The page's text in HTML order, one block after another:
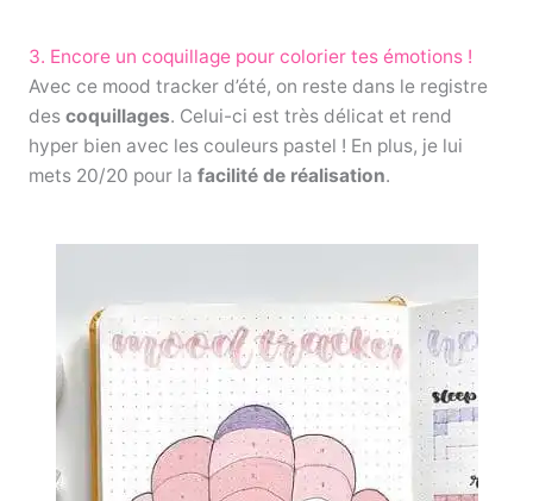
3. Encore un coquillage pour colorier tes émotions !
Avec ce mood tracker d’été, on reste dans le registre
des coquillages. Celui-ci est très délicat et rend
hyper bien avec les couleurs pastel ! En plus, je lui
mets 20/20 pour la facilité de réalisation.